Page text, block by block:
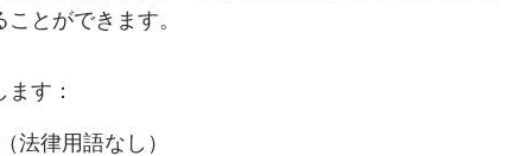
とができます。
す：
法律用語なし）